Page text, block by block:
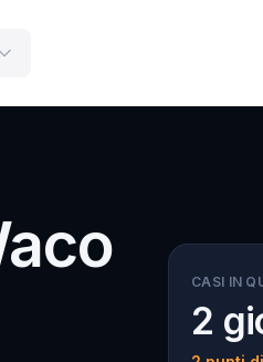
CASI IN
2